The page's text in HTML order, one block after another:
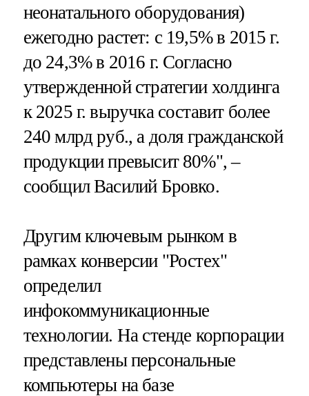
неонатального оборудования)
ежегодно растет: с 19,5% в 2015 г.
до 24,3% в 2016 г. Согласно
утвержденной стратегии холдинга
к 2025 г. выручка составит более
240 млрд руб., а доля гражданской
продукции превысит 80%", –
сообщил Василий Бровко.
Другим ключевым рынком в
рамках конверсии "Ростех"
определил
инфокоммуникационные
технологии. На стенде корпорации
представлены персональные
компьютеры на базе